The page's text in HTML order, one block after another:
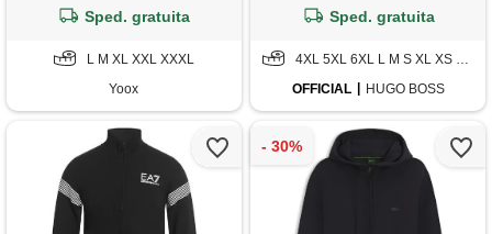
Sped. gratuita
L M XL XXL XXXL
Yoox
Sped. gratuita
4XL 5XL 6XL L M S XL XS XXL XXXL
OFFICIAL
HUGO BOSS